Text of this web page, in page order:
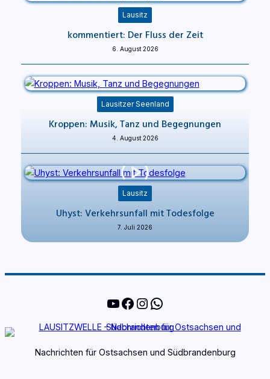
Lausitz
kommentiert: Der Fluss der Zeit
6. August 2026
Lausitzer Seenland
Kroppen: Musik, Tanz und Begegnungen
4. August 2026
Lausitz
Uhyst: Verkehrsunfall mit Todesfolge
7. Juli 2026
YouTube
Facebook
Instagram
WhatsApp
Nachrichten für Ostsachsen und Südbrandenburg